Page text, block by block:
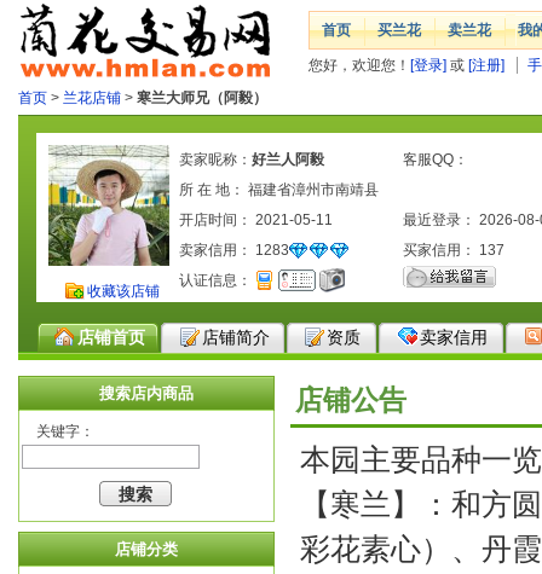
首页 买兰花 卖兰花 我
您好，欢迎您！ [登录] 或 [注册]
首页 > 兰花店铺 > 寒兰大师兄（阿毅）
收藏该店铺
卖家昵称： 好兰人阿毅
客服QQ：
所 在 地： 福建省漳州市南靖县
开店时间： 2021-05-11
最近登录： 2026-
卖家信用： 1283 买家信用： 137
认证信息：
店铺首页 店铺简介 资质 卖家信用
搜索店内商品
关键字：
店铺分类
店铺公告
本园主要品种一
【寒兰】：和方
彩花素心）、丹